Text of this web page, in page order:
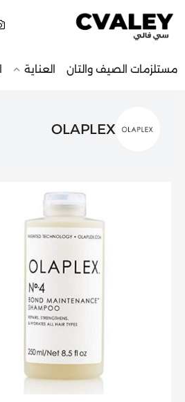
مستلزمات الصيف والتان العناية
OLAPLEX